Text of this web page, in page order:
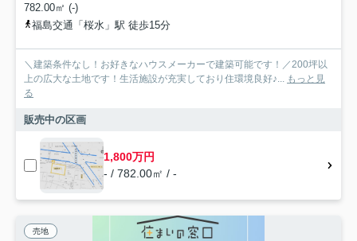
782.00㎡ (-)
福島交通「桜水」駅 徒歩15分
＼建築条件なし！お好きなハウスメーカーで建築可能です！／200坪以
上の広大な土地です！生活施設が充実しており住環境良好♪... もっと見
る
販売中の区画
1,800万円
- / 782.00㎡ / -
売地